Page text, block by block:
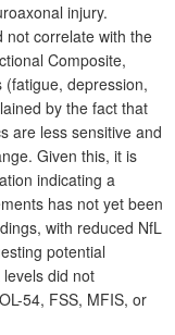
injury.
not correlate with the
Composite,
depression,
by the fact that
are less sensitive and
Given this, it is
indicating a
has not yet been
with reduced NfL
potential
did not
54, FSS, MFIS, or